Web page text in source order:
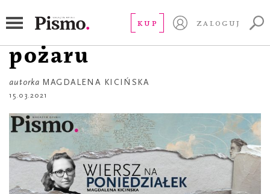
KUP ZALOGUJ
Wiersze ocalone z
pożaru
autorka MAGDALENA KICIŃSKA
15.03.2021